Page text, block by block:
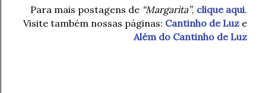
Para mais postagens de “Margarita”, clique aqui.
Visite também nossas páginas: Cantinho de Luz e
Além do Cantinho de Luz